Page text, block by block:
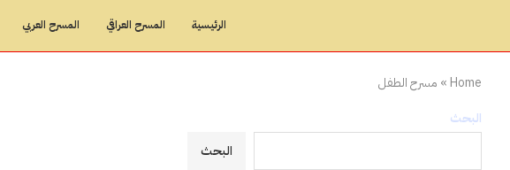
الرئيسية المسرح العراقي المسرح العربي
Home
» مسرح الطفل
البحث
البحث